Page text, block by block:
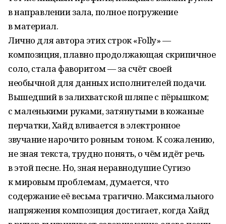
в направлении зала, полное погружение
в материал.
Лично для автора этих строк «Folly» —
композиция, плавно продолжающая скрипичное
соло, стала фаворитом — за счёт своей
необычной для данных исполнителей подачи.
Вышедший в залихватской шляпе с пёрышком;
с маленькими руками, затянутыми в кожаные
перчатки, Хайд вливается в электронное
звучание нарочито ровным тоном. К сожалению,
не зная текста, трудно понять, о чём идёт речь
в этой песне. Но, зная неравнодушие Сугизо
к мировым проблемам, думается, что
содержание её весьма трагично. Максимального
напряжения композиция достигает, когда Хайд